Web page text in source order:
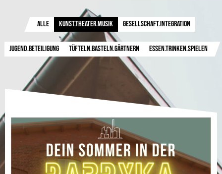
ALLE KUNST.THEATER.MUSIK GESELLSCHAFT.INTEGRATION
JUGEND.BETEILIGUNG TÜFTELN.BASTELN.GÄRTNERN ESSEN.TRINKEN.SPIELEN